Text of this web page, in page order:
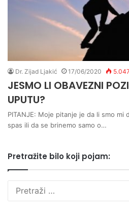
Dr. Zijad Ljakić 17/06/2020
JESMO LI OBAVEZNI
UPUTU?
PITANJE: Moje pitanje je da li smo mi
spas ili da se brinemo samo o…
Pretražite bilo koji pojam: